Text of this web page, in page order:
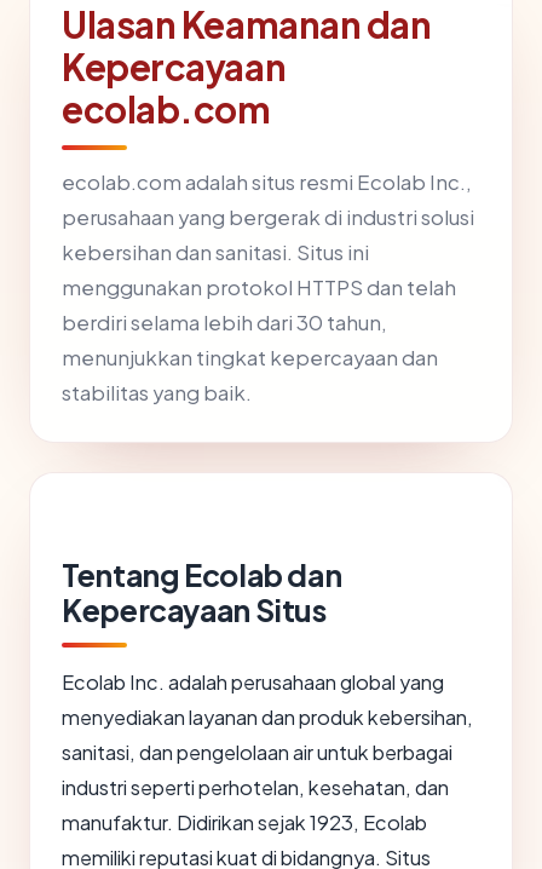
Ulasan Keamanan dan
Kepercayaan
ecolab.com
ecolab.com adalah situs resmi Ecolab Inc.,
perusahaan yang bergerak di industri solusi
kebersihan dan sanitasi. Situs ini
menggunakan protokol HTTPS dan telah
berdiri selama lebih dari 30 tahun,
menunjukkan tingkat kepercayaan dan
stabilitas yang baik.
Tentang Ecolab dan
Kepercayaan Situs
Ecolab Inc. adalah perusahaan global yang
menyediakan layanan dan produk kebersihan,
sanitasi, dan pengelolaan air untuk berbagai
industri seperti perhotelan, kesehatan, dan
manufaktur. Didirikan sejak 1923, Ecolab
memiliki reputasi kuat di bidangnya. Situs